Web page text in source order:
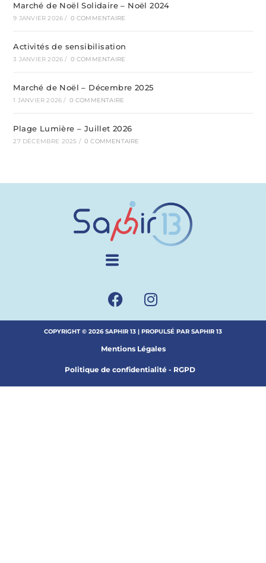
Marché de Noël Solidaire – Noël 2024
9 JANVIER 2026 / 0 COMMENTAIRE
Activités de sensibilisation
3 JANVIER 2026 / 0 COMMENTAIRE
Marché de Noël – Décembre 2025
1 JANVIER 2026 / 0 COMMENTAIRE
Plage Lumière – Juillet 2026
27 DÉCEMBRE 2025 / 0 COMMENTAIRE
COPYRIGHT © 2026 SAPHIR 13 | PROPULSÉ PAR SAPHIR 13
Mentions Légales
Politique de confidentialité - RGPD